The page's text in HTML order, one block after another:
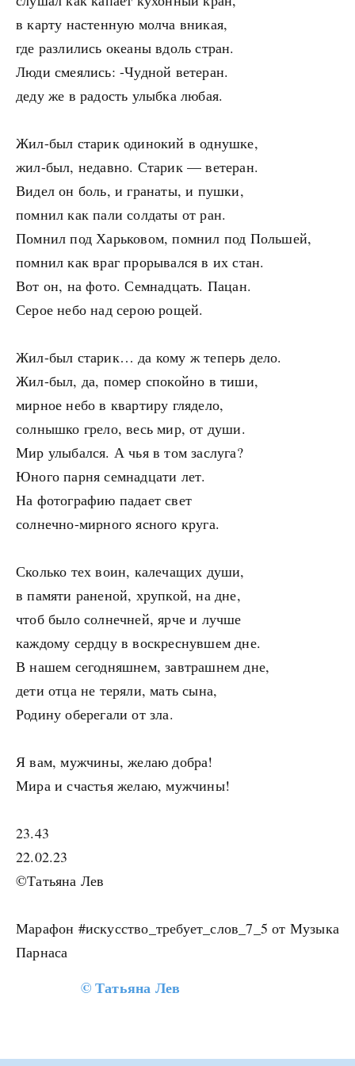
в карту настенную молча вникая,
где разлились океаны вдоль стран.
Люди смеялись: -Чудной ветеран.
деду же в радость улыбка любая.
Жил-был старик одинокий в однушке,
жил-был, недавно. Старик — ветеран.
Видел он боль, и гранаты, и пушки,
помнил как пали солдаты от ран.
Помнил под Харьковом, помнил под Польшей,
помнил как враг прорывался в их стан.
Вот он, на фото. Семнадцать. Пацан.
Серое небо над серою рощей.
Жил-был старик… да кому ж теперь дело.
Жил-был, да, помер спокойно в тиши,
мирное небо в квартиру глядело,
солнышко грело, весь мир, от души.
Мир улыбался. А чья в том заслуга?
Юного парня семнадцати лет.
На фотографию падает свет
солнечно-мирного ясного круга.
Сколько тех воин, калечащих души,
в памяти раненой, хрупкой, на дне,
чтоб было солнечней, ярче и лучше
каждому сердцу в воскреснувшем дне.
В нашем сегодняшнем, завтрашнем дне,
дети отца не теряли, мать сына,
Родину оберегали от зла.
Я вам, мужчины, желаю добра!
Мира и счастья желаю, мужчины!
23.43
22.02.23
©Татьяна Лев
Марафон #искусство_требует_слов_7_5 от Музыка
Парнаса
©Татьяна Лев